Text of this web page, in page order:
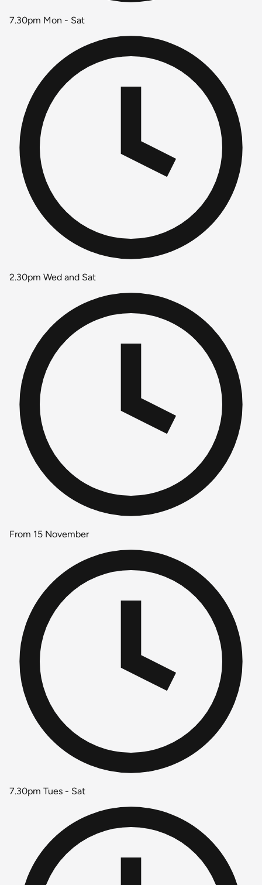
7.30pm Mon - Sat
2.30pm Wed and Sat
From 15 November
7.30pm Tues - Sat